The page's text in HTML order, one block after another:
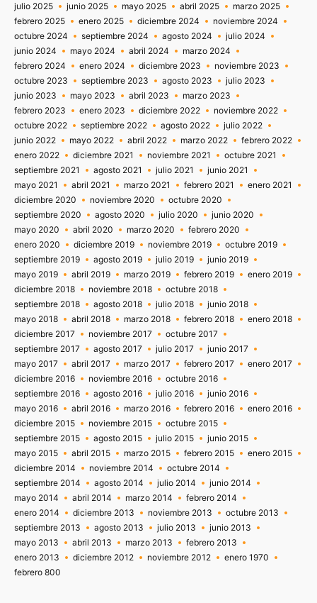
julio 2025
junio 2025 mayo 2025 abril 2025
marzo 2025
febrero 2025
enero 2025 diciembre 2024
noviembre 2024
octubre 2024
septiembre 2024 agosto 2024
julio 2024
junio 2024
mayo 2024 abril 2024
marzo 2024
febrero 2024
enero 2024 diciembre 2023
noviembre 2023
octubre 2023
septiembre 2023 agosto 2023
julio 2023
junio 2023
mayo 2023 abril 2023
marzo 2023
febrero 2023
enero 2023 diciembre 2022
noviembre 2022
octubre 2022
septiembre 2022 agosto 2022
julio 2022
junio 2022
mayo 2022 abril 2022 marzo 2022
febrero 2022
enero 2022
diciembre 2021 noviembre 2021
octubre 2021
septiembre 2021
agosto 2021 julio 2021
junio 2021
mayo 2021
abril 2021 marzo 2021 febrero 2021
enero 2021
diciembre 2020
noviembre 2020
octubre 2020
septiembre 2020
agosto 2020 julio 2020
junio 2020
mayo 2020
abril 2020 marzo 2020
febrero 2020
enero 2020
diciembre 2019 noviembre 2019
octubre 2019
septiembre 2019
agosto 2019 julio 2019
junio 2019
mayo 2019
abril 2019 marzo 2019 febrero 2019
enero 2019
diciembre 2018
noviembre 2018
octubre 2018
septiembre 2018
agosto 2018 julio 2018
junio 2018
mayo 2018
abril 2018 marzo 2018 febrero 2018
enero 2018
diciembre 2017
noviembre 2017
octubre 2017
septiembre 2017
agosto 2017 julio 2017
junio 2017
mayo 2017
abril 2017 marzo 2017 febrero 2017
enero 2017
diciembre 2016
noviembre 2016
octubre 2016
septiembre 2016
agosto 2016 julio 2016
junio 2016
mayo 2016
abril 2016 marzo 2016 febrero 2016
enero 2016
diciembre 2015
noviembre 2015
octubre 2015
septiembre 2015
agosto 2015 julio 2015
junio 2015
mayo 2015
abril 2015 marzo 2015 febrero 2015
enero 2015
diciembre 2014
noviembre 2014
octubre 2014
septiembre 2014
agosto 2014 julio 2014
junio 2014
mayo 2014
abril 2014 marzo 2014
febrero 2014
enero 2014
diciembre 2013 noviembre 2013
octubre 2013
septiembre 2013
agosto 2013 julio 2013
junio 2013
mayo 2013
abril 2013 marzo 2013
febrero 2013
enero 2013
diciembre 2012 noviembre 2012
enero 1970
febrero 800